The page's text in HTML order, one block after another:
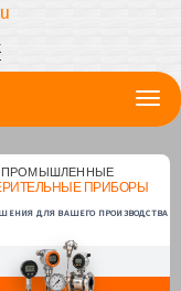
ПРОМЫШЛЕННЫЕ
ПРИБОРЫ
ДЛЯ ВАШЕГО ПРОИЗВОДСТВА